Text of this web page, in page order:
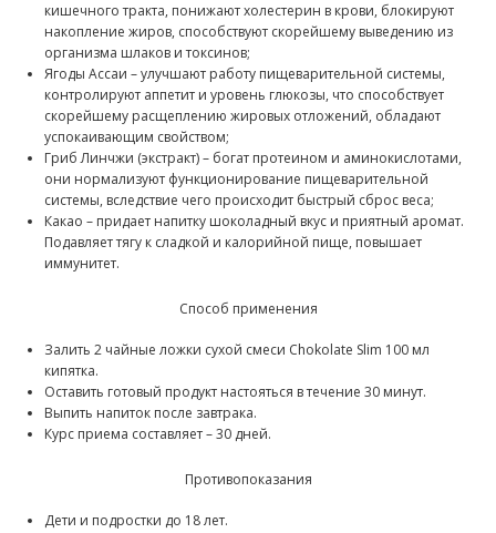
кишечного тракта, понижают холестерин в крови, блокируют
накопление жиров, способствуют скорейшему выведению из
организма шлаков и токсинов;
Ягоды Ассаи – улучшают работу пищеварительной системы,
контролируют аппетит и уровень глюкозы, что способствует
скорейшему расщеплению жировых отложений, обладают
успокаивающим свойством;
Гриб Линчжи (экстракт) – богат протеином и аминокислотами,
они нормализуют функционирование пищеварительной
системы, вследствие чего происходит быстрый сброс веса;
Какао – придает напитку шоколадный вкус и приятный аромат.
Подавляет тягу к сладкой и калорийной пище, повышает
иммунитет.
Способ применения
Залить 2 чайные ложки сухой смеси Chokolate Slim 100 мл
кипятка.
Оставить готовый продукт настояться в течение 30 минут.
Выпить напиток после завтрака.
Курс приема составляет – 30 дней.
Противопоказания
Дети и подростки до 18 лет.